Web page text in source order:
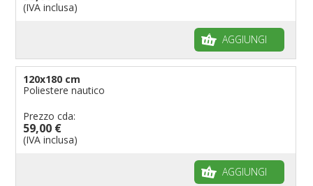
(IVA inclusa)
AGGIUNGI
120x180 cm
Poliestere nautico
Prezzo cda:
59,00 €
(IVA inclusa)
AGGIUNGI